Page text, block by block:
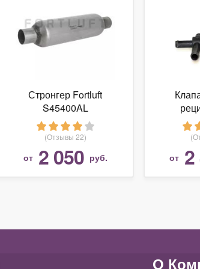
Стронгер Fortluft
S45400AL
(Отзывы 22)
от 2 050 руб.
200/
91),
(89-
от
О